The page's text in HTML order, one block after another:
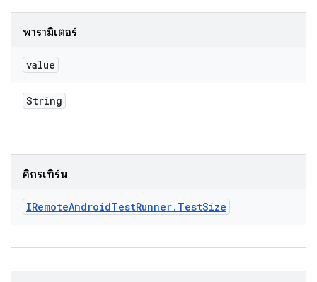
พารามิเตอร์
value
String
คิกรีเทิร์น
IRemoteAndroidTestRunner. TestSize